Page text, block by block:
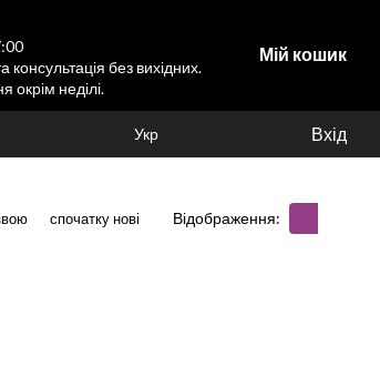
без вихідних.
окрім неділі.
Мій кошик
Укр Вхід
спочатку нові Відображення: